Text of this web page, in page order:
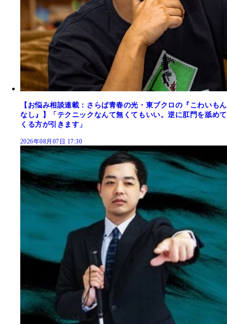
【お悩み相談連載：さらば青春の光・東ブクロの『こわいもん
なし』】「テクニックなんて無くてもいい。逆に肛門を舐めて
くる方が引きます」
2026年08月07日 17:30